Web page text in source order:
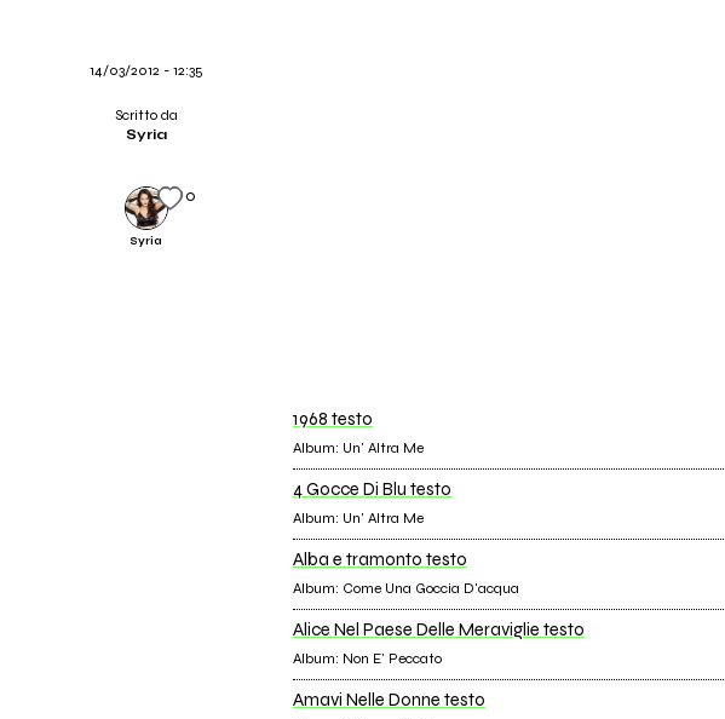
14/03/2012 - 12:35
Scritto da
Syria
Syria
0
1968 testo
Album: Un' Altra Me
4 Gocce Di Blu testo
Album: Un' Altra Me
Alba e tramonto testo
Album: Come Una Goccia D'acqua
Alice Nel Paese Delle Meraviglie testo
Album: Non E' Peccato
Amavi Nelle Donne testo